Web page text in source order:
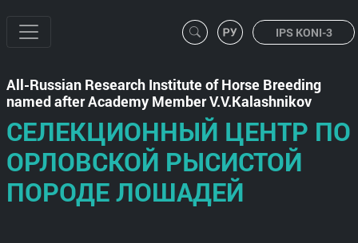
IPS KONI-3
All-Russian Research Institute of Horse Breeding
named after Academy Member V.V.Kalashnikov
СЕЛЕКЦИОННЫЙ ЦЕНТР ПО
ОРЛОВСКОЙ РЫСИСТОЙ
ПОРОДЕ ЛОШАДЕЙ